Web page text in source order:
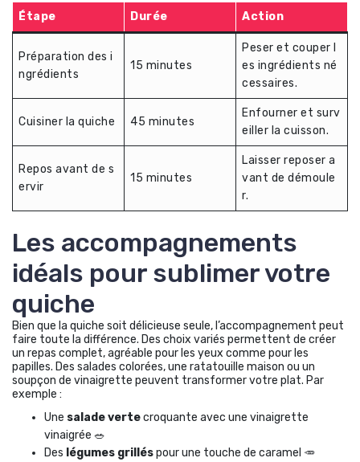
Étape Durée Action
Préparation des i
ngrédients
15 minutes
Peser et couper l
es ingrédients né
cessaires.
Cuisiner la quiche 45 minutes
Enfourner et surv
eiller la cuisson.
Repos avant de s
ervir
15 minutes
Laisser reposer a
vant de démoule
r.
Les accompagnements
idéals pour sublimer votre
quiche
Bien que la quiche soit délicieuse seule, l’accompagnement peut
faire toute la différence. Des choix variés permettent de créer
un repas complet, agréable pour les yeux comme pour les
papilles. Des salades colorées, une ratatouille maison ou un
soupçon de vinaigrette peuvent transformer votre plat. Par
exemple :
Une salade vertecroquante avec une vinaigrette
vinaigrée 🥗
Des légumes grilléspour une touche de caramel 🥕